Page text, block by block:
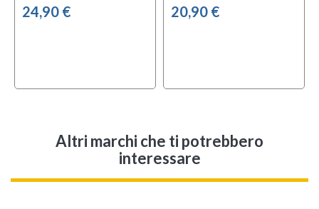
24,90 € 20,90 €
Altri marchi che ti potrebbero
interessare